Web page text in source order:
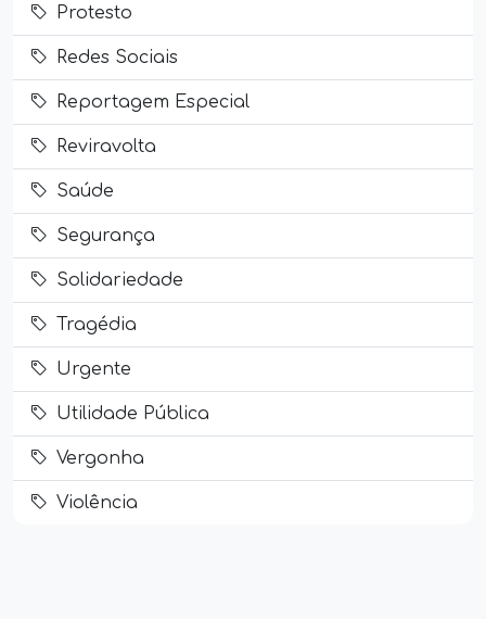
Protesto
Redes Sociais
Reportagem Especial
Reviravolta
Saúde
Segurança
Solidariedade
Tragédia
Urgente
Utilidade Pública
Vergonha
Violência